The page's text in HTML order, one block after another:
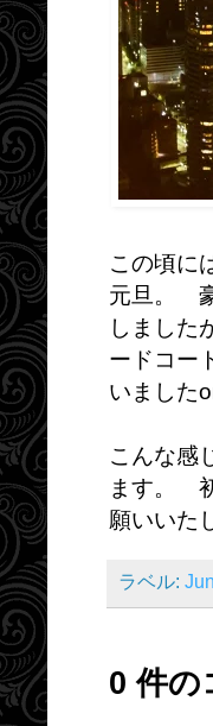
この頃に
元旦。
しました
ードコー
いました
こんな感
ます。
願いいた
ラベル:
0 件の